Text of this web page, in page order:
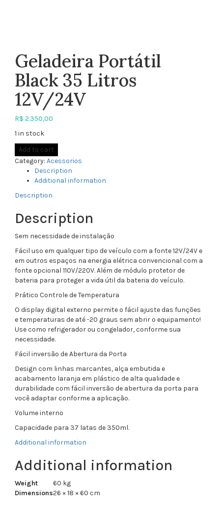
Geladeira Portátil
Black 35 Litros
12V/24V
R$ 2.350,00
1 in stock
Add to cart
Category: Acessorios
Description
Additional information
Description
Description
Sem necessidade de instalação
Fácil uso em qualquer tipo de veículo com a fonte 12V/24V e
em outros espaços na energia elétrica convencional com a
fonte opcional 110V/220V. Além de módulo protetor de
bateria para proteger a vida útil da bateria do veículo.
Prático Controle de Temperatura
O display digital externo permite o fácil ajuste das funções
e temperaturas de até -20 graus sem abrir o equipamento!
Use como refrigerador ou congelador, conforme sua
necessidade.
Fácil inversão de Abertura da Porta
Design com linhas marcantes, alça embutida e
acabamento laranja em plástico de alta qualidade e
durabilidade com fácil inversão de abertura da porta para
você adaptar conforme a aplicação.
Volume interno
Capacidade para 37 latas de 350ml.
Additional information
Additional information
Weight
60 kg
Dimensions26 × 18 × 60 cm